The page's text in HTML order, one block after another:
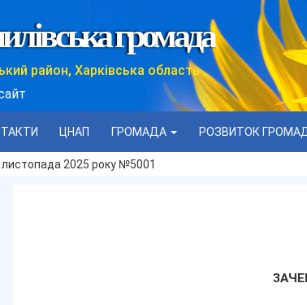
громада
район, Харківська область
ЦНАП ГРОМАДА РОЗВИТОК
листопада 2025 року №5001